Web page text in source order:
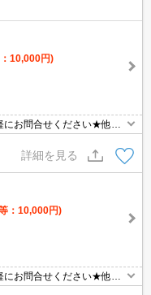
10,000円)
お問合せください★他社
てご紹介可能です！★ZOO
詳細を見る
：10,000円)
お問合せください★他社
てご紹介可能です！★ZOO